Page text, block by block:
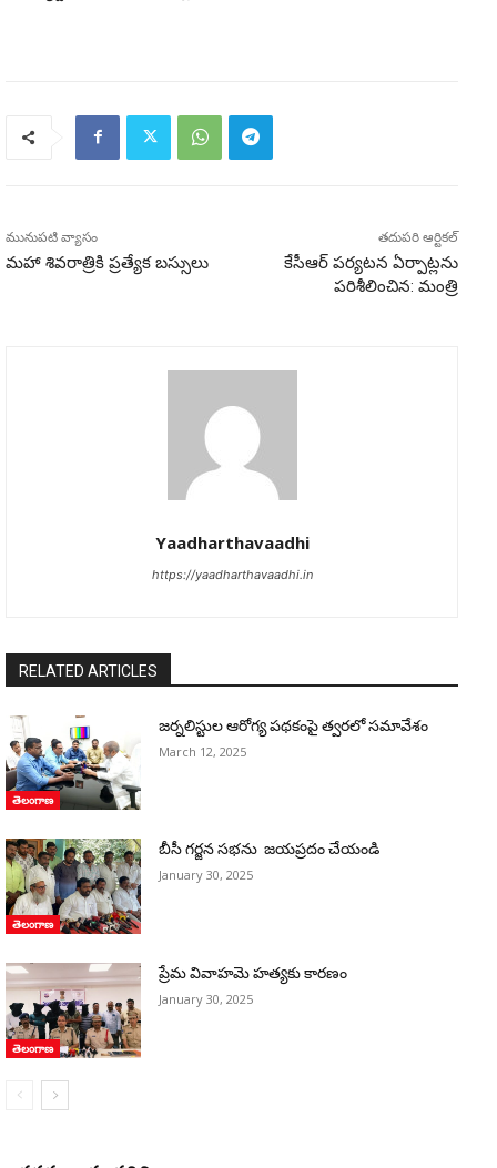
మునుపటి వ్యాసం
మహా శివరాత్రికి ప్రత్యేక బస్సులు
తదుపరి ఆర్టికల్
కేసీఆర్ పర్యటన ఏర్పాట్లను
పరిశీలించిన: మంత్రి
Yaadharthavaadhi
https://yaadharthavaadhi.in
RELATED ARTICLES
తెలంగాణ
జర్నలిస్టుల ఆరోగ్య పథకంపై త్వరలో సమావేశం
March 12, 2025
తెలంగాణ
బీసీ గర్జన సభను జయప్రదం చేయండి
January 30, 2025
తెలంగాణ
ప్రేమ వివాహమె హత్యకు కారణం
January 30, 2025